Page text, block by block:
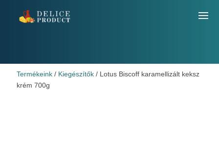
Termékeink/ Kiegészítők/ Lotus Biscoff karamellizált keksz
krém 700g